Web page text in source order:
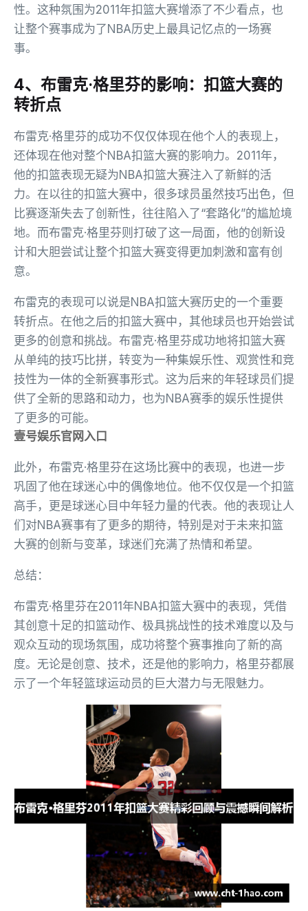
性。这种氛围为2011年扣篮大赛增添了不少看点，也
让整个赛事成为了NBA历史上最具记忆点的一场赛
事。
4、布雷克·格里芬的影响：扣篮大赛的
转折点
布雷克·格里芬的成功不仅仅体现在他个人的表现上，
还体现在他对整个NBA扣篮大赛的影响力。2011年，
他的扣篮表现无疑为NBA扣篮大赛注入了新鲜的活
力。在以往的扣篮大赛中，很多球员虽然技巧出色，但
比赛逐渐失去了创新性，往往陷入了“套路化”的尴尬境
地。而布雷克·格里芬则打破了这一局面，他的创新设
计和大胆尝试让整个扣篮大赛变得更加刺激和富有创
意。
布雷克的表现可以说是NBA扣篮大赛历史的一个重要
转折点。在他之后的扣篮大赛中，其他球员也开始尝试
更多的创意和挑战。布雷克·格里芬成功地将扣篮大赛
从单纯的技巧比拼，转变为一种集娱乐性、观赏性和竞
技性为一体的全新赛事形式。这为后来的年轻球员们提
供了全新的思路和动力，也为NBA赛季的娱乐性提供
了更多的可能。
壹号娱乐官网入口
此外，布雷克·格里芬在这场比赛中的表现，也进一步
巩固了他在球迷心中的偶像地位。他不仅仅是一个扣篮
高手，更是球迷心目中年轻力量的代表。他的表现让人
们对NBA赛事有了更多的期待，特别是对于未来扣篮
大赛的创新与变革，球迷们充满了热情和希望。
总结：
布雷克·格里芬在2011年NBA扣篮大赛中的表现，凭借
其创意十足的扣篮动作、极具挑战性的技术难度以及与
观众互动的现场氛围，成功将整个赛事推向了新的高
度。无论是创意、技术，还是他的影响力，格里芬都展
示了一个年轻篮球运动员的巨大潜力与无限魅力。